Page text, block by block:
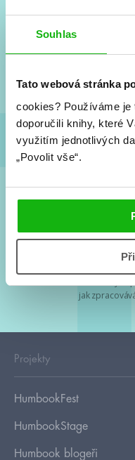
Souhlas
Tato webová stránka
cookies? Používáme je
doporučili knihy, které
využitím jednotlivých
„Povolit vše“.
Vše kolem
a
Souhlasím s
Tvá e-mailová adresa je
jak
Projekty
HumbookFest
HumbookStage
Humbook blogeři